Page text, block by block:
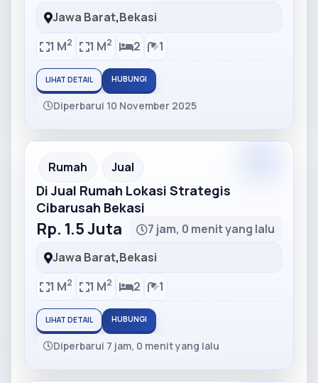
Jawa Barat,Bekasi
1 M2 1 M2 2 1
LIHAT DETAIL HUBUNGI
Diperbarui 10 November 2025
Partner Ad
Rumah Jual
Di Jual Rumah Lokasi Strategis
Cibarusah Bekasi
Rp. 1.5 Juta
7 jam, 0 menit yang lalu
Jawa Barat,Bekasi
1 M2 1 M2 2 1
LIHAT DETAIL HUBUNGI
Diperbarui 7 jam, 0 menit yang lalu